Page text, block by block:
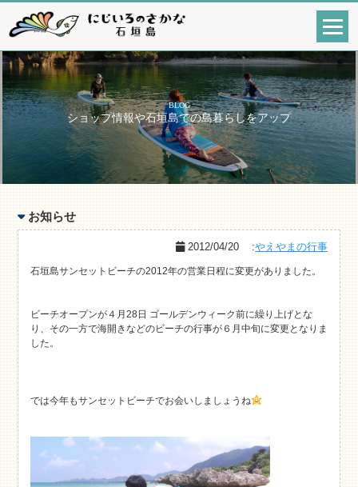
BLOG
ショップ情報や石垣島での島暮らしをアップ
お知らせ
2012/04/20 :やえやまの行事
石垣島サンセットビーチの2012年の営業日程に変更がありました。
ビーチオープンが４月28日 ゴールデンウィーク前に繰り上げとな
り、その一方で海開きなどのビーチの行事が６月中旬に変更となりま
した。
では今年もサンセットビーチでお会いしましょうね